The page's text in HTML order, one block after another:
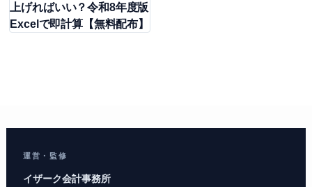
上げればいい？令和8年度版
Excelで即計算【無料配布】
運営・監修
イザーク会計事務所